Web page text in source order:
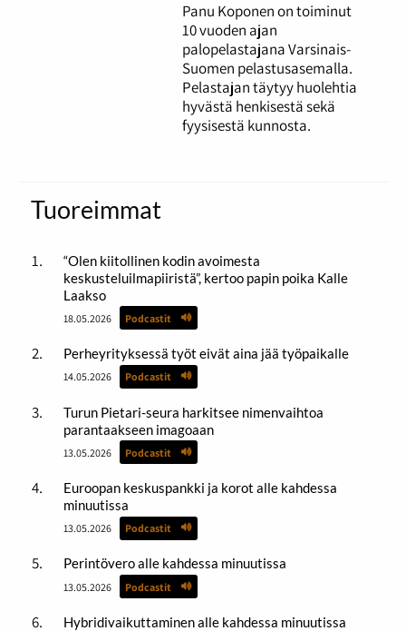
Panu Koponen on toiminut
10 vuoden ajan
palopelastajana Varsinais-
Suomen pelastusasemalla.
Pelastajan täytyy huolehtia
hyvästä henkisestä sekä
fyysisestä kunnosta.
Tuoreimmat
“Olen kiitollinen kodin avoimesta
keskusteluilmapiiristä”, kertoo papin poika Kalle
Laakso
18.05.2026 Podcastit
Perheyrityksessä työt eivät aina jää työpaikalle
14.05.2026 Podcastit
Turun Pietari-seura harkitsee nimenvaihtoa
parantaakseen imagoaan
13.05.2026 Podcastit
Euroopan keskuspankki ja korot alle kahdessa
minuutissa
13.05.2026 Podcastit
Perintövero alle kahdessa minuutissa
13.05.2026 Podcastit
Hybridivaikuttaminen alle kahdessa minuutissa